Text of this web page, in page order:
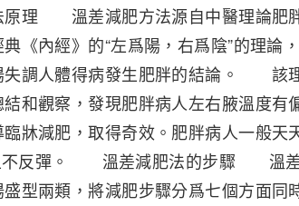
理 溫差減肥方法源自中醫理論肥
《內經》的“左爲陽，右爲陰”的理論
失調人體得病發生肥胖的結論。 該
結和觀察，發現肥胖病人左右腋溫度
牀減肥，取得奇效。肥胖病人一般天
不反彈。 溫差減肥法的步驟 溫
型兩類，將減肥步驟分爲七個方面同